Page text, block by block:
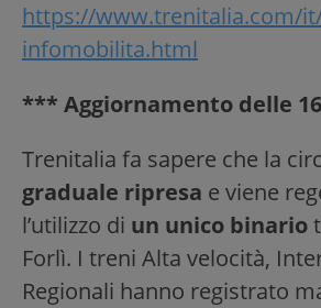
https://www.trenitalia.com/
infomobilita.html
*** Aggiornamento delle
Trenitalia fa sapere che la
graduale ripresa e viene
l’utilizzo di un unico binario
Forlì. I treni Alta velocità,
Regionali hanno registrato